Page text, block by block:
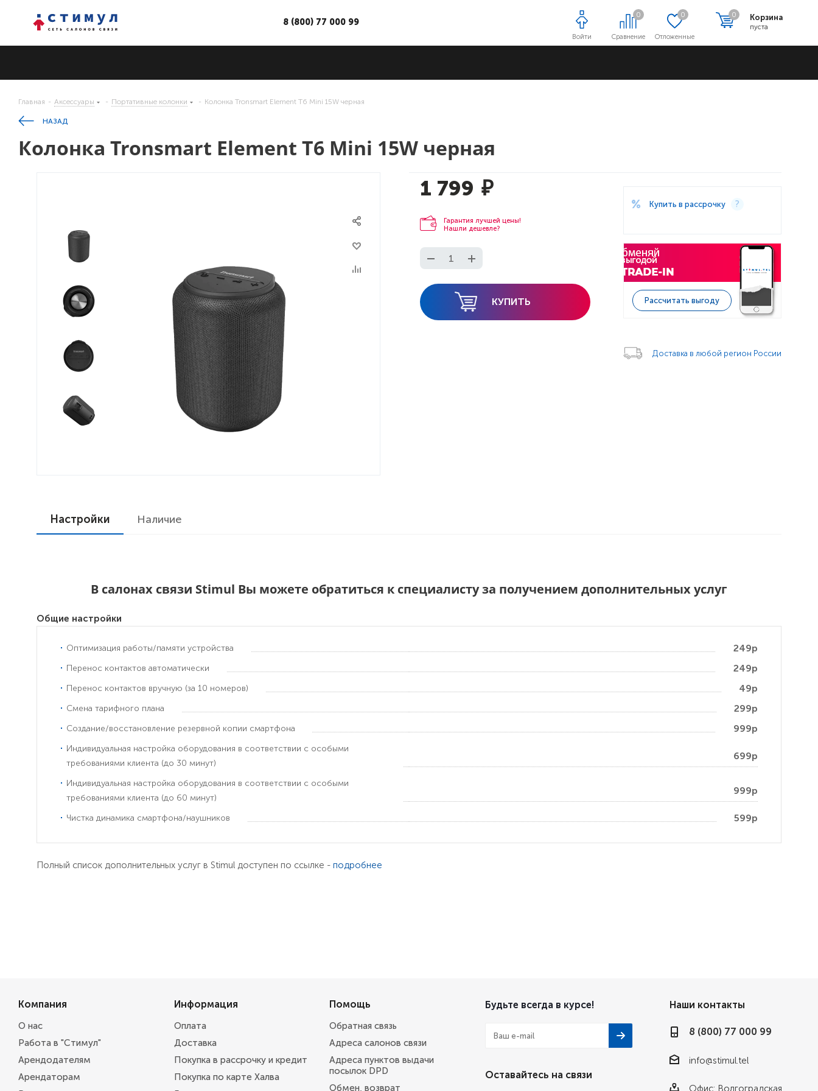
Сравнение
0
Отложенные
0 Корзина
пуста
0
Войти
8 (800) 77 000 99
Главная - Аксессуары - Портативные колонки - Колонка Tronsmart Element T6 Mini 15W черная
НАЗАД
Колонка Tronsmart Element T6 Mini 15W черная
1 799 ₽
Гарантия лучшей цены!
Нашли дешевле?
КУПИТЬ
Купить в рассрочку
Рассчитать выгоду
Доставка в любой регион России
Настройки Наличие
В салонах связи Stimul Вы можете обратиться к специалисту за получением дополнительных услуг
Общие настройки
Оптимизация работы/памяти устройства 249р
Перенос контактов автоматически 249р
Перенос контактов вручную (за 10 номеров) 49р
Смена тарифного плана 299р
Создание/восстановление резервной копии смартфона 999р
Индивидуальная настройка оборудования в соответствии с особыми
требованиями клиента (до 30 минут)
699р
Индивидуальная настройка оборудования в соответствии с особыми
требованиями клиента (до 60 минут)
999р
Чистка динамика смартфона/наушников 599р
Полный список дополнительных услуг в Stimul доступен по ссылке - подробнее
Компания
О нас
Работа в "Стимул"
Арендодателям
Арендаторам
Информация
Оплата
Доставка
Покупка в рассрочку и кредит
Покупка по карте Халва
Помощь
Обратная связь
Адреса салонов связи
Адреса пунктов выдачи
посылок DPD
Обмен, возврат
Будьте всегда в курсе!
Оставайтесь на связи
Наши контакты
8 (800) 77 000 99
info@stimul.tel
Офис: Волгоградская